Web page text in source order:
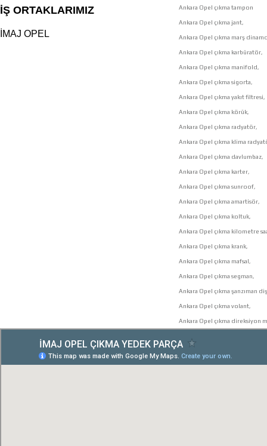
İŞ ORTAKLARIMIZ
İMAJ OPEL
Ankara Opel çıkma tampon
Ankara Opel çıkma jant,
Ankara Opel çıkma marş
Ankara Opel çıkma karbüratör,
Ankara Opel çıkma manifold,
Ankara Opel çıkma sigorta,
Ankara Opel çıkma yakıt filtresi,
Ankara Opel çıkma körük,
Ankara Opel çıkma radyatör,
Ankara Opel çıkma klima
Ankara Opel çıkma davlumbaz,
Ankara Opel çıkma karter,
Ankara Opel çıkma sunroof,
Ankara Opel çıkma amartisör,
Ankara Opel çıkma koltuk,
Ankara Opel çıkma kilometre
Ankara Opel çıkma krank,
Ankara Opel çıkma mafsal,
Ankara Opel çıkma segman,
Ankara Opel çıkma şanzıman
Ankara Opel çıkma volant,
Ankara Opel çıkma direksiyon